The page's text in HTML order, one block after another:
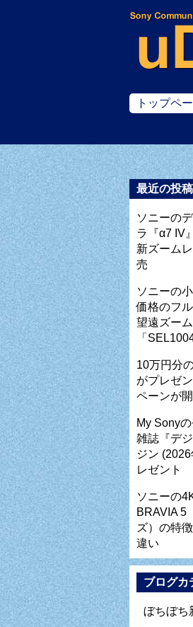
トップペ
最近の投稿
ソニーの
ラ『α7 IV
新ズーム
売
ソニーの
価格のフ
望遠ズー
「
10万円分
がプレゼ
ペーンが
My Sony
雑誌『デ
ジン
レゼント
ソニーの
BRAVIA 5
ズ）の特
違い
ブログカ
ぼちぼち